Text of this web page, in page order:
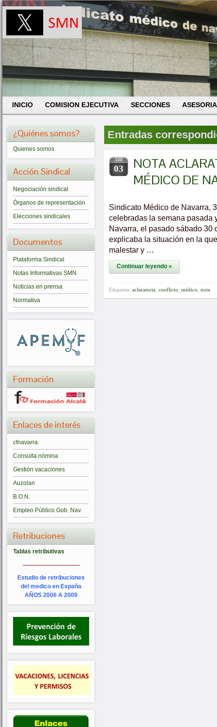
INICIO COMISION EJECUTIVA SECCIONES
¿Quiénes somos?
Quienes somos
Acción Sindical
Negociación sindical
Órganos de representación
Elecciones sindicales
Documentos
Plataforma Sindical
Notas Informativas SMN
Noticias en prensa
Normativa
Formación
Enlaces de interés
cfnavarra
Consulta nómina
Gestión vacaciones
Auzolan
B.O.N.
Empleo Público Gob. Nav.
Retribuciones
Tablas retributivas
Estudio de retribuciones
del medico en España
AÑOS 2006 A 2009
Entradas
ABR
03
NOTA
MÉDICO DE
Sindicato Médico de Navarra,
celebradas la semana pasada
Navarra, el pasado sábado 30
explicaba la situación en la
malestar y …
Continuar leyendo »
Etiquetas: aclaratoria conflicto médico nota